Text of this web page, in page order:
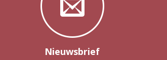
Nieuwsbrief